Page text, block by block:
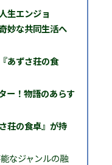
生エンジョ
妙な共同生活へ
あずさ荘の食
ー！物語のあらす
荘の食卓』が持
なジャンルの融